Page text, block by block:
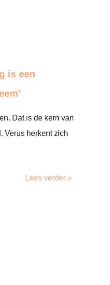
is een
Dat is de kern van
Verus herkent zich
Lees verder »